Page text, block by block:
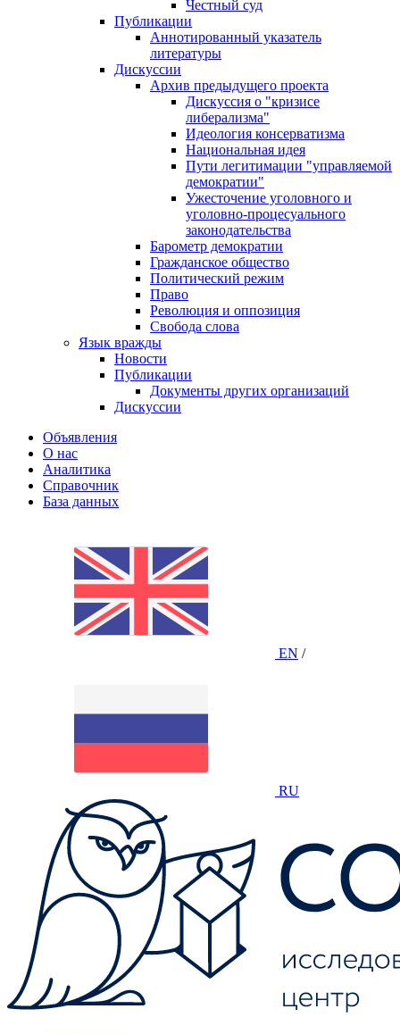
Честный суд
Публикации
Аннотированный указатель
литературы
Дискуссии
Архив предыдущего проекта
Дискуссия о "кризисе
либерализма"
Идеология консерватизма
Национальная идея
Пути легитимации "управляемой
демократии"
Ужесточение уголовного и
уголовно-процесуального
законодательства
Барометр демократии
Гражданское общество
Политический режим
Право
Революция и оппозиция
Свобода слова
Язык вражды
Новости
Публикации
Документы других организаций
Дискуссии
Объявления
О нас
Аналитика
Справочник
База данных
EN /
RU